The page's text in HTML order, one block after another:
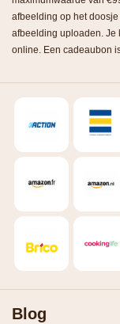
afbeelding op het
afbeelding uploaden. Je
online. Een cadeaubon
Blog